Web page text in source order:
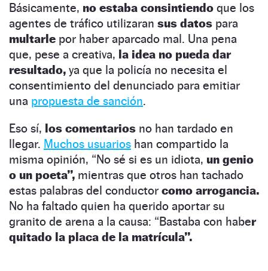
Básicamente, no estaba consintiendo que los
agentes de tráfico utilizaran sus datos para
multarle por haber aparcado mal. Una pena
que, pese a creativa, la idea no pueda dar
resultado, ya que la policía no necesita el
consentimiento del denunciado para emitiar
una propuesta de sanción.
Eso sí, los comentarios no han tardado en
llegar. Muchos usuarios han compartido la
misma opinión, “No sé si es un idiota, un genio
o un poeta”, mientras que otros han tachado
estas palabras del conductor como arrogancia.
No ha faltado quien ha querido aportar su
granito de arena a la causa: “Bastaba con haber
quitado la placa de la matrícula”.